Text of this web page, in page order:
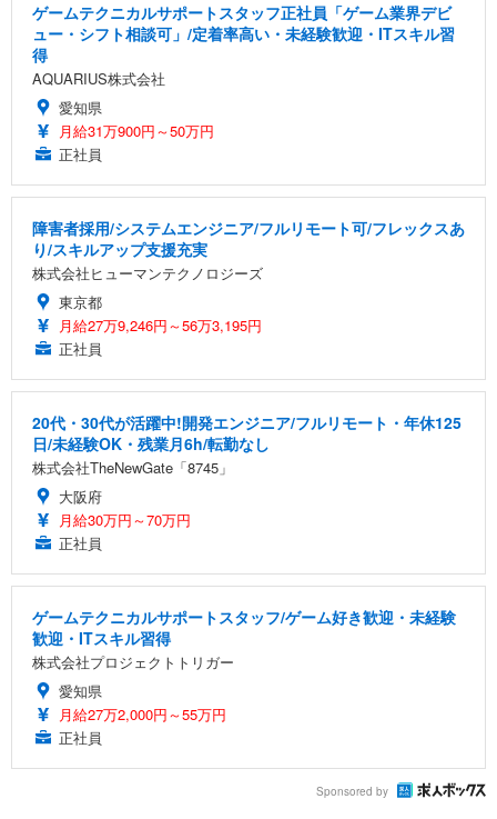
ゲームテクニカルサポートスタッフ正社員「ゲーム業界デビ
ュー・シフト相談可」/定着率高い・未経験歓迎・ITスキル習
得
AQUARIUS株式会社
愛知県
月給31万900円～50万円
正社員
障害者採用/システムエンジニア/フルリモート可/フレックスあ
り/スキルアップ支援充実
株式会社ヒューマンテクノロジーズ
東京都
月給27万9,246円～56万3,195円
正社員
20代・30代が活躍中!開発エンジニア/フルリモート・年休125
日/未経験OK・残業月6h/転勤なし
株式会社TheNewGate「8745」
大阪府
月給30万円～70万円
正社員
ゲームテクニカルサポートスタッフ/ゲーム好き歓迎・未経験
歓迎・ITスキル習得
株式会社プロジェクトトリガー
愛知県
月給27万2,000円～55万円
正社員
Sponsored by